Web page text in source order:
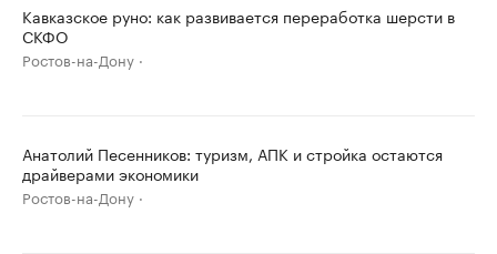
Кавказское руно: как развивается переработка шерсти в
СКФО
Ростов-на-Дону
Анатолий Песенников: туризм, АПК и стройка остаются
драйверами экономики
Ростов-на-Дону